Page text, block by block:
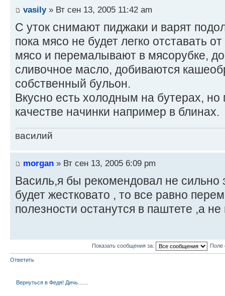
vasily» Вт сен 13, 2005 11:42 am
С уток снимают пиджаки и варят
пока мясо не будет легко отставать
мясо и перемалывают в мясорубке,
сливочное масло, добиваются
собственный бульон.
Вкусно есть холодным на бутерах,
качестве начинки например в блинах.
василий
morgan » Вт сен 13, 2005 6:09 pm
Василь,я бы рекомендовал не сильно
будет жестковато , то все равно
полезности останутся в паштете ,а
Показать сообщения за: Поле
Ответить
Вернуться в Федя! Дичь.......